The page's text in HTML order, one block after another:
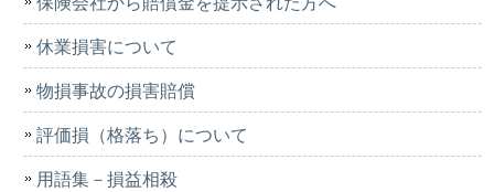
休業損害について
物損事故の損害賠償
評価損（格落ち）について
用語集－損益相殺